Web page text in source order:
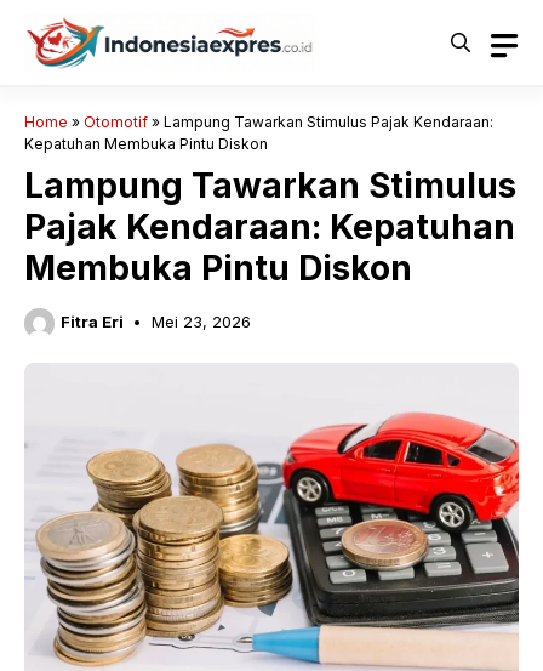
Langsung
Home » Otomotif » Lampung Tawarkan Stimulus Pajak Kendaraan:
Kepatuhan Membuka Pintu Diskon
Lampung Tawarkan Stimulus
Pajak Kendaraan: Kepatuhan
Membuka Pintu Diskon
Fitra Eri Mei 23, 2026